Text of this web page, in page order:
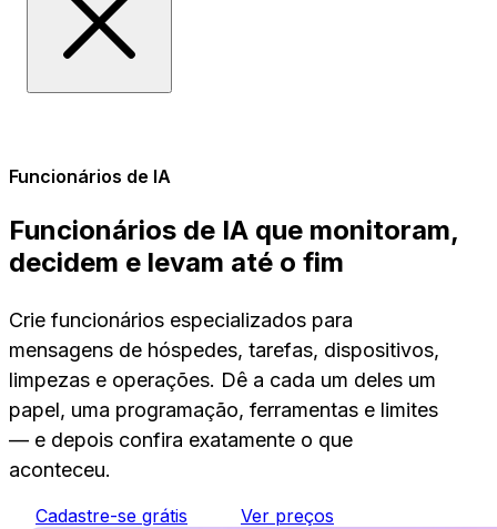
Funcionários de IA
Funcionários de IA que monitoram,
decidem e levam até o fim
Crie funcionários especializados para
mensagens de hóspedes, tarefas, dispositivos,
limpezas e operações. Dê a cada um deles um
papel, uma programação, ferramentas e limites
— e depois confira exatamente o que
aconteceu.
Cadastre-se grátis Ver preços